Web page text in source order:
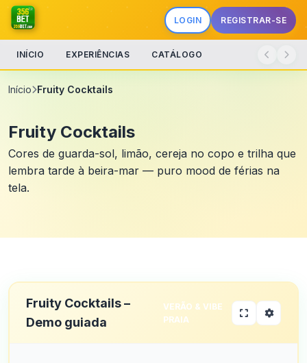
LOGIN REGISTRAR-SE
INÍCIO EXPERIÊNCIAS CATÁLOGO
Início Fruity Cocktails
Fruity Cocktails
Cores de guarda-sol, limão, cereja no copo e trilha que
lembra tarde à beira-mar — puro mood de férias na
tela.
Fruity Cocktails –
Demo guiada
VERÃO & VIBE
PRAIA